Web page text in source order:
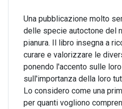
Una pubblicazione molto
delle specie autoctone del
pianura. Il libro insegna a
curare e valorizzare le
ponendo l'accento sulle
sull'importanza della loro
Lo considero come una
per quanti vogliono